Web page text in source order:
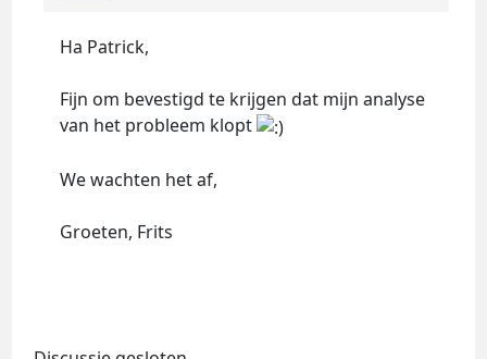
Ha Patrick,
Fijn om bevestigd te krijgen dat mijn analyse
van het probleem klopt
We wachten het af,
Groeten, Frits